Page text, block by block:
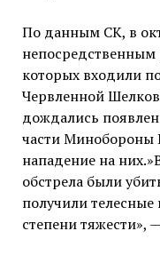
По данным СК, в
непосредственным
которых входили
Червленной
дождались
части Минобороны
нападение на
обстрела были
получили
степени тяжести»,